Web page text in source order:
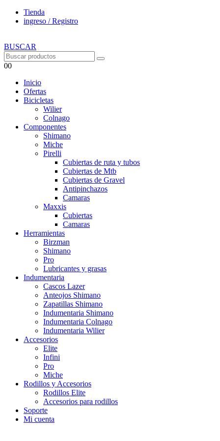
Tienda
ingreso / Registro
BUSCAR
00
Inicio
Ofertas
Bicicletas
Wilier
Colnago
Componentes
Shimano
Miche
Pirelli
Cubiertas de ruta y tubos
Cubiertas de Mtb
Cubiertas de Gravel
Antipinchazos
Camaras
Maxxis
Cubiertas
Camaras
Herramientas
Birzman
Shimano
Pro
Lubricantes y grasas
Indumentaria
Cascos Lazer
Anteojos Shimano
Zapatillas Shimano
Indumentaria Shimano
Indumentaria Colnago
Indumentaria Wilier
Accesorios
Elite
Infini
Pro
Miche
Rodillos y Accesorios
Rodillos Elite
Accesorios para rodillos
Soporte
Mi cuenta